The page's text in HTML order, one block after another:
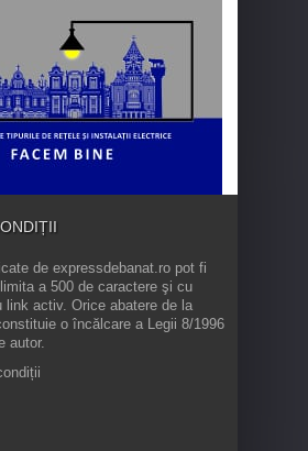
de expressdebanat.ro pot fi
a 500 de caractere şi cu
link activ. Orice abatere de la
o încălcare a Legii 8/1996
autor.